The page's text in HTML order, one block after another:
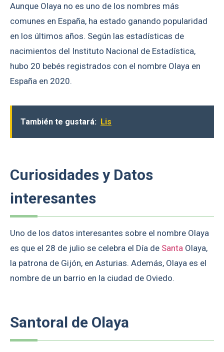
Aunque Olaya no es uno de los nombres más
comunes en España, ha estado ganando popularidad
en los últimos años. Según las estadísticas de
nacimientos del Instituto Nacional de Estadística,
hubo 20 bebés registrados con el nombre Olaya en
España en 2020.
También te gustará: Lis
Curiosidades y Datos
interesantes
Uno de los datos interesantes sobre el nombre Olaya
es que el 28 de julio se celebra el Día de Santa Olaya,
la patrona de Gijón, en Asturias. Además, Olaya es el
nombre de un barrio en la ciudad de Oviedo.
Santoral de Olaya